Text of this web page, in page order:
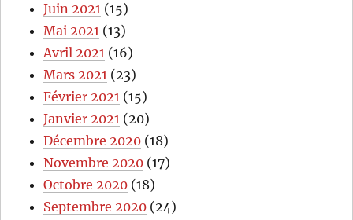
Juin 2021 (15)
Mai 2021 (13)
Avril 2021 (16)
Mars 2021 (23)
Février 2021 (15)
Janvier 2021 (20)
Décembre 2020 (18)
Novembre 2020 (17)
Octobre 2020 (18)
Septembre 2020 (24)